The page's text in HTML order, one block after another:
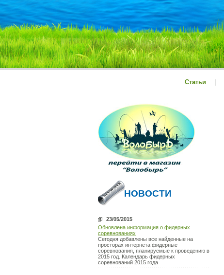
Статьи
НОВОСТИ
23/05/2015
Обновлена информация о фидерных
соревнованиях
Сегодня добавлены все найденные на
просторах интернета фидерные
соревнования, планируемые к проведению в
2015 год. Календарь фидерных
соревнований 2015 года